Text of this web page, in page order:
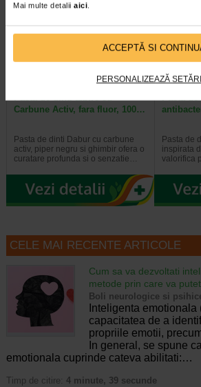
Mai multe detalii aici.
ACCEPTĂ SI
PERSONALIZEAZĂ
Pasta de dinti albire cu
Carbune Activ, fara fluor, 100…
Pasta de dinti Dabur cu carbune
activ, piper negru si ghimbir ofera o
curatare profunda si o senzatie…
Pasta
Pasta de
inspirata
valorifica
CELE MAI RECENTE ARTICOLE
Cum sa va dezvoltati
metode prin care va
Boli neurologice si
Inteligenta emotionala
capacitatea de a
propriile emotii,
In general, se spune
emotionala cuprinde cateva abilitati:…
Timp de citire: 4 minute, 39 secunde